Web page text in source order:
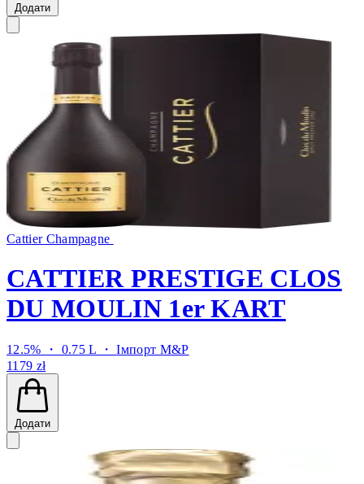
Додати
Cattier Champagne
CATTIER PRESTIGE CLOS
DU MOULIN 1er KART
12.5% ・ 0.75 L ・Імпорт M&P
1179 zł
Додати